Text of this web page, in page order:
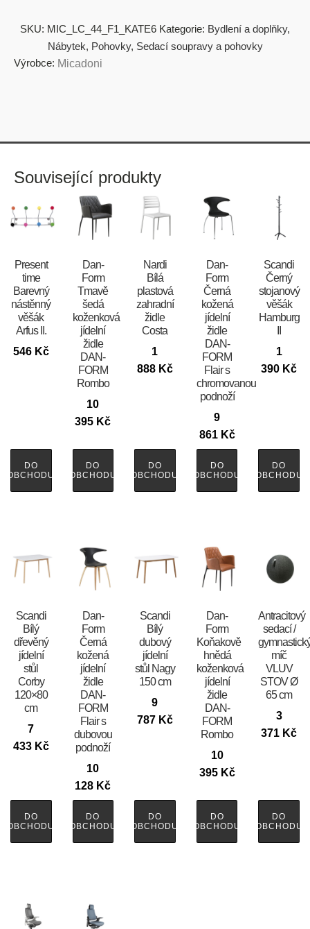
SKU: MIC_LC_44_F1_KATE6 Kategorie: Bydlení a doplňky,
Nábytek, Pohovky, Sedací soupravy a pohovky
Výrobce: Micadoni
Související produkty
Present
time
Barevný
nástěnný
věšák
Arfus II.
546 Kč
DO
OBCHODU
​​​​​Dan-
Form
Tmavě
šedá
koženková
jídelní
židle
DAN-
FORM
Rombo
10
395 Kč
DO
OBCHODU
Nardi
Bílá
plastová
zahradní
židle
Costa
1
888 Kč
DO
OBCHODU
​​​​​Dan-
Form
Černá
kožená
jídelní
židle
DAN-
FORM
Flair s
chromovanou
podnoží
9
861 Kč
DO
OBCHODU
Scandi
Černý
stojanový
věšák
Hamburg
1
390 Kč
DO
OBCHODU
Scandi
Bílý
dřevěný
jídelní
stůl
Corby
120×80
cm
7
433 Kč
DO
OBCHODU
​​​​​Dan-
Form
Černá
kožená
jídelní
židle
DAN-
FORM
Flair s
dubovou
podnoží
10
128 Kč
DO
OBCHODU
Scandi
Bílý
dubový
jídelní
stůl Nagy
150 cm
9
787 Kč
DO
OBCHODU
​​​​​Dan-
Form
Koňakově
hnědá
koženková
jídelní
židle
DAN-
FORM
Rombo
10
395 Kč
DO
OBCHODU
Antracitový
sedací /
míč
VLUV
STOV Ø
65 cm
3
371 Kč
DO
OBCHODU